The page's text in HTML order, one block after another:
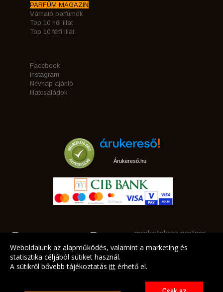
PARFÜM MAGAZIN
Várható parfümök
Top 10 női illat
Top 10 férfi illat
Facebook
Instagram
Névnap ajánló
Illatcsaládok
Árukereső.hu
marketplace partner
Weboldalunk az alapműködés, valamint a marketing és
statisztika céljából sütiket használ.
A sütikről bővebb tájékoztatás itt érhető el.